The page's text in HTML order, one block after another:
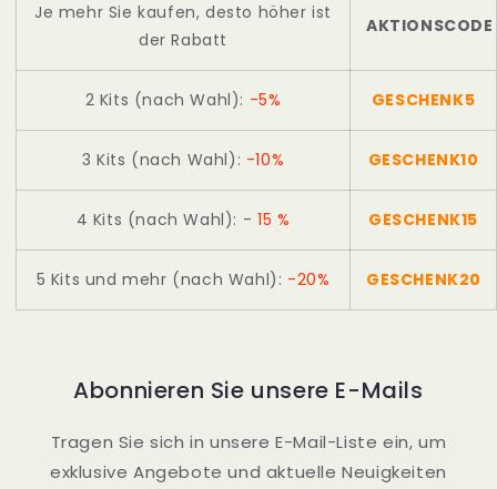
Je mehr Sie kaufen, desto höher ist
der Rabatt
AKTIONSCODE
2 Kits (nach Wahl): -5% GESCHENK5
3 Kits (nach Wahl): -10% GESCHENK10
4 Kits (nach Wahl): - 15 % GESCHENK15
5 Kits und mehr (nach Wahl): -20% GESCHENK20
Abonnieren Sie unsere E-Mails
Tragen Sie sich in unsere E-Mail-Liste ein, um
exklusive Angebote und aktuelle Neuigkeiten